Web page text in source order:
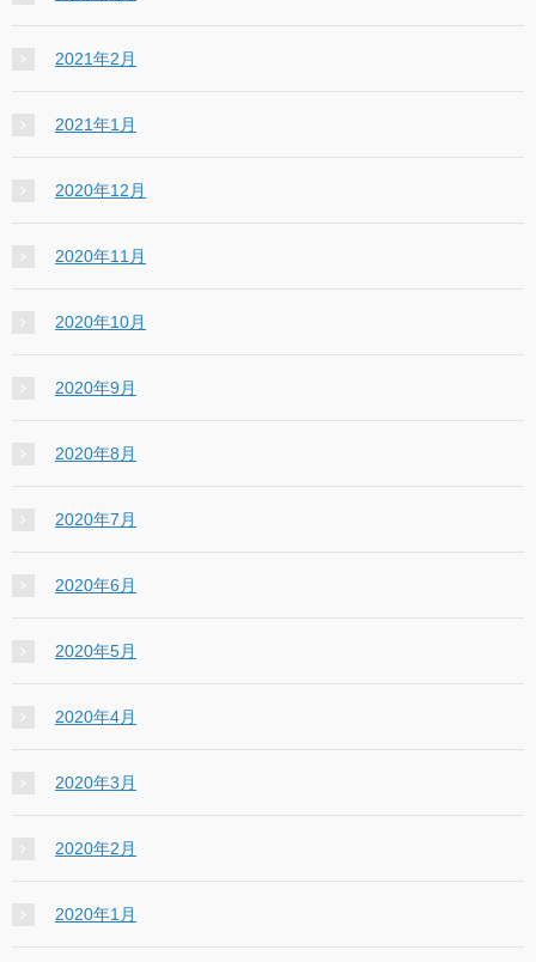
2021年2月
2021年1月
2020年12月
2020年11月
2020年10月
2020年9月
2020年8月
2020年7月
2020年6月
2020年5月
2020年4月
2020年3月
2020年2月
2020年1月